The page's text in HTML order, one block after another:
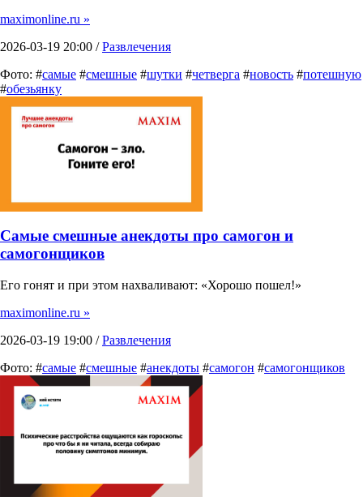
maximonline.ru »
2026-03-19 20:00 /Развлечения
Фото: #самые #смешные #шутки #четверга #новость #потешную
#обезьянку
Самые смешные анекдоты про самогон и
самогонщиков
Его гонят и при этом нахваливают: «Хорошо пошел!»
maximonline.ru »
2026-03-19 19:00 /Развлечения
Фото: #самые #смешные #анекдоты #самогон #самогонщиков